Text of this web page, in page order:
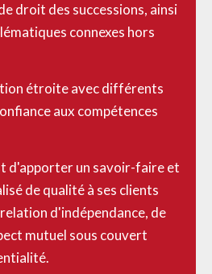
droit des successions, ainsi
connexes hors
étroite avec différents
aux compétences
d'apporter un savoir-faire et
de qualité à ses clients
d'indépendance, de
mutuel sous couvert